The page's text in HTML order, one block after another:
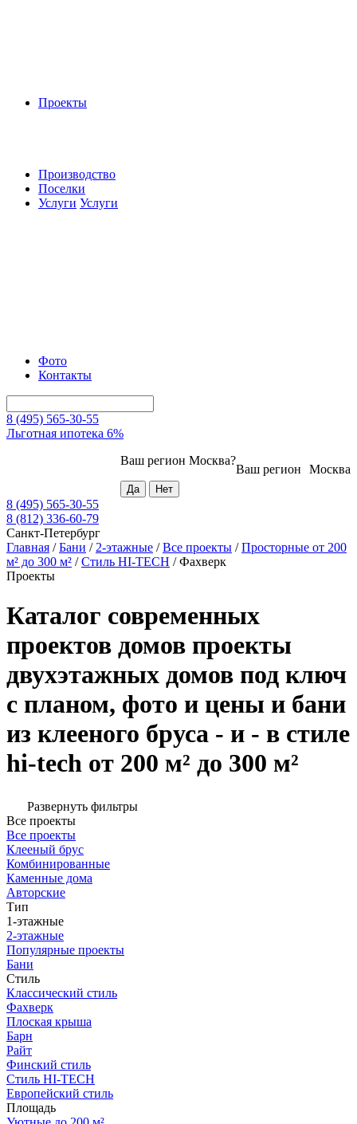
Проекты
Производство
Поселки
Услуги Услуги
Фото
Контакты
8 (495) 565-30-55
Льготная ипотека 6%
Москва
Ваш регион
Ваш регион Москва?
8 (495) 565-30-55
8 (812) 336-60-79
Санкт-Петербург
Главная /Бани / 2-этажные /Все проекты /Просторные от 200
м² до 300 м² /Стиль HI-TECH /Фахверк
Проекты
Каталог современных
проектов домов проекты
двухэтажных домов под ключ
с планом, фото и цены и бани
из клееного бруса - и - в стиле
hi-tech от 200 м² до 300 м²
Развернуть фильтры
Все проекты
Все проекты
Клееный брус
Комбинированные
Каменные дома
Авторские
Тип
1-этажные
2-этажные
Популярные проекты
Бани
Стиль
Классический стиль
Фахверк
Плоская крыша
Барн
Райт
Финский стиль
Стиль HI-TECH
Европейский стиль
Площадь